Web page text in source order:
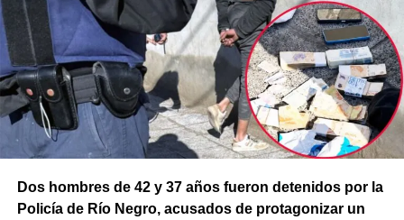
Dos hombres de 42 y 37 años fueron detenidos por la
Policía de Río Negro, acusados de protagonizar un